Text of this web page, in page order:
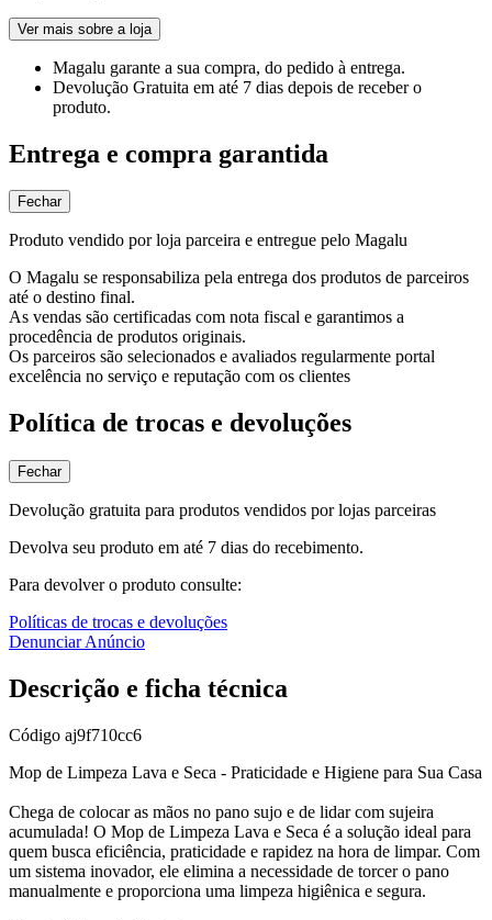
Ver mais sobre a loja
Magalu garante a sua compra, do pedido à entrega.
Devolução Gratuita em até 7 dias depois de receber o
produto.
Entrega e compra garantida
Fechar
Produto vendido por loja parceira e entregue pelo Magalu
O Magalu se responsabiliza pela entrega dos produtos de parceiros
até o destino final.
As vendas são certificadas com nota fiscal e garantimos a
procedência de produtos originais.
Os parceiros são selecionados e avaliados regularmente portal
excelência no serviço e reputação com os clientes
Política de trocas e devoluções
Fechar
Devolução gratuita para produtos vendidos por lojas parceiras
Devolva seu produto em até 7 dias do recebimento.
Para devolver o produto consulte:
Políticas de trocas e devoluções
Denunciar Anúncio
Descrição e ficha técnica
Código aj9f710cc6
Mop de Limpeza Lava e Seca - Praticidade e Higiene para Sua Casa
Chega de colocar as mãos no pano sujo e de lidar com sujeira
acumulada! O Mop de Limpeza Lava e Seca é a solução ideal para
quem busca eficiência, praticidade e rapidez na hora de limpar. Com
um sistema inovador, ele elimina a necessidade de torcer o pano
manualmente e proporciona uma limpeza higiênica e segura.